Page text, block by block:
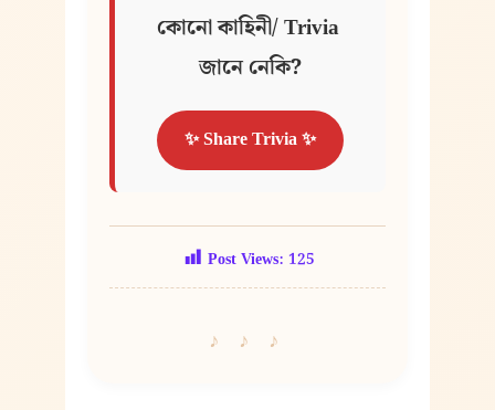
কোনো কাহিনী/ Trivia
জানে নেকি?
✨ Share Trivia ✨
Post Views: 125